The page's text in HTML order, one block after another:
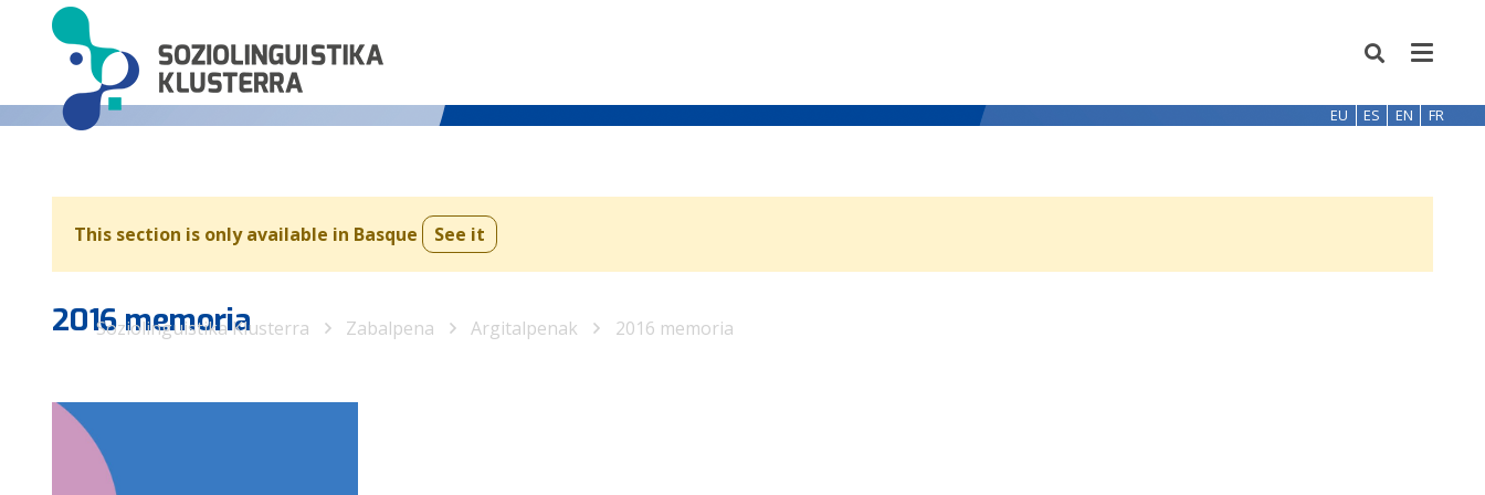
EU ES EN FR
This section is only available in Basque See it
2016 memoria
Soziolinguistika Klusterra Zabalpena Argitalpenak 2016 memoria